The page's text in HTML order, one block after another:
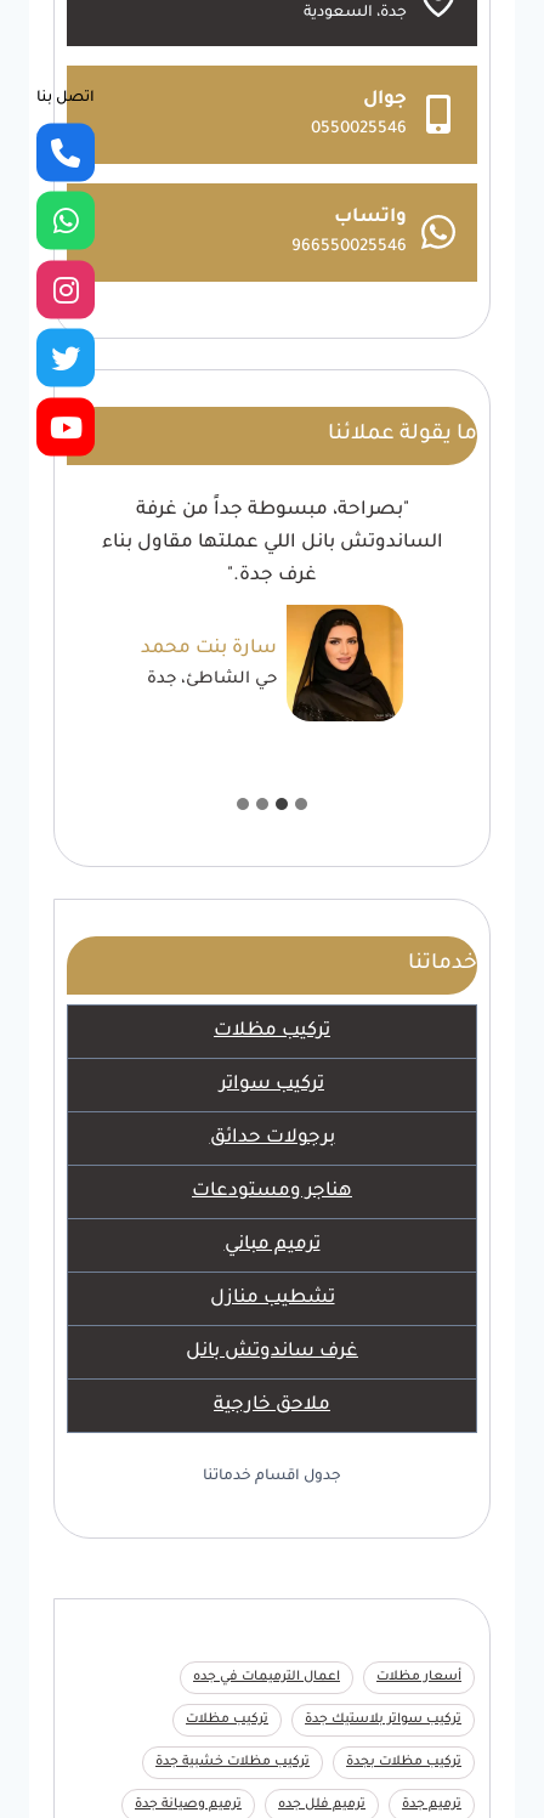
جدة، السعودية
جوال
0550025546
واتساب
966550025546
ما يقولة عملائنا
"بصراحة، مبسوطة جداً من غرفة
الساندوتش بانل اللي عملتها مقاول بناء
غرف جدة."
سارة بنت محمد
حي الشاطئ، جدة
خدماتنا
تركيب مظلات
تركيب سواتر
برجولات حدائق
هناجر ومستودعات
ترميم مباني
تشطيب منازل
غرف ساندوتش بانل
ملاحق خارجية
جدول اقسام خدماتنا
أسعار مظلات اعمال الترميمات في جده
تركيب سواتر بلاستيك جدة تركيب مظلات
تركيب مظلات بجدة تركيب مظلات خشبية جدة
ترميم جدة ترميم فلل جده ترميم وصيانة جدة
اتصل بنا